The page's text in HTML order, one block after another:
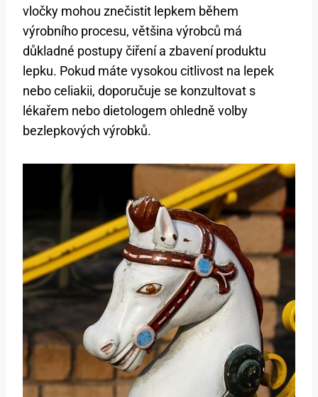
vločky mohou znečistit lepkem během
výrobního procesu, většina výrobců má
důkladné postupy čiření a zbavení produktu
lepku. Pokud máte vysokou citlivost na lepek
nebo celiakii, doporučuje se konzultovat s
lékařem nebo dietologem ohledně volby
bezlepkových výrobků.